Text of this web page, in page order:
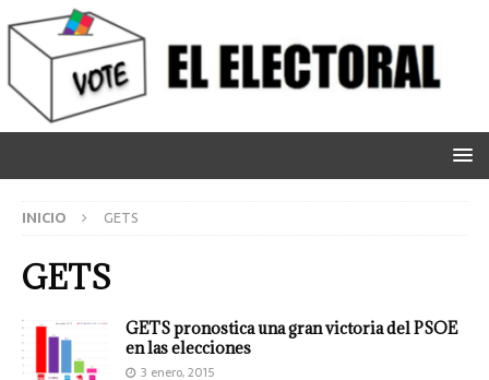
INICIO GETS
GETS
GETS pronostica una gran victoria del PSOE
en las elecciones
3 enero, 2015